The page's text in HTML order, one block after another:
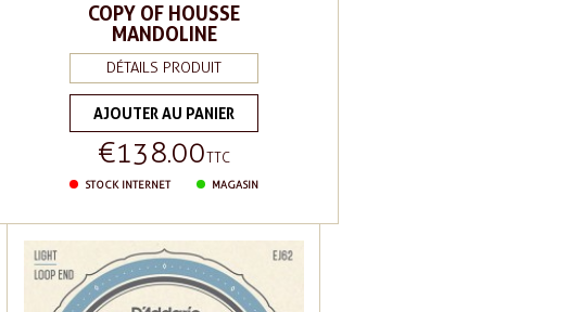
COPY OF HOUSSE
MANDOLINE
DÉTAILS PRODUIT
AJOUTER AU PANIER
Price
€138.00TTC
STOCK INTERNET MAGASIN